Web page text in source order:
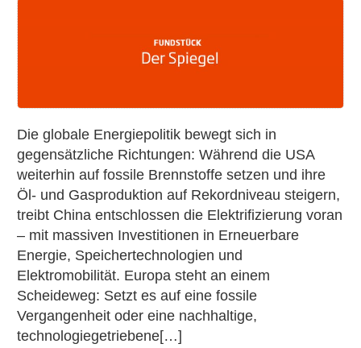
Fundstück:
Electric
Europe
Die globale Energiepolitik bewegt sich in
gegensätzliche Richtungen: Während die USA
weiterhin auf fossile Brennstoffe setzen und ihre
Öl- und Gasproduktion auf Rekordniveau steigern,
treibt China entschlossen die Elektrifizierung voran
– mit massiven Investitionen in Erneuerbare
Energie, Speichertechnologien und
Elektromobilität. Europa steht an einem
Scheideweg: Setzt es auf eine fossile
Vergangenheit oder eine nachhaltige,
technologiegetriebene[…]